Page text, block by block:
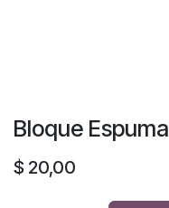
Bloque Espuma
$ 20,00